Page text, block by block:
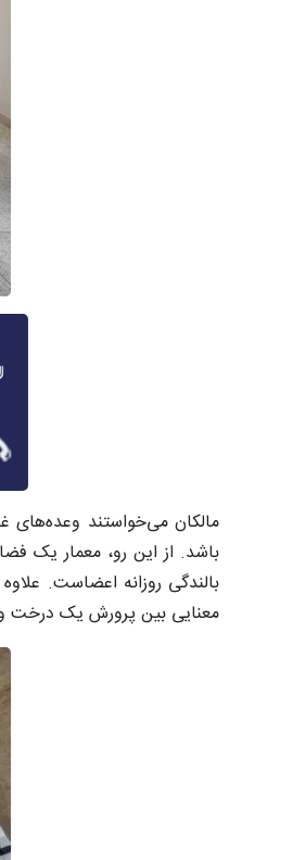
مالکان می‌خواستند وعده‌های
باشد. از این رو، معمار یک
بالندگی روزانه اعضاست.
معنایی بین پرورش یک درخت